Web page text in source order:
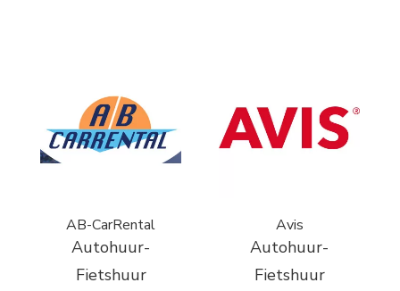
AB-CarRental
Autohuur-
Fietshuur
Avis
Autohuur-
Fietshuur